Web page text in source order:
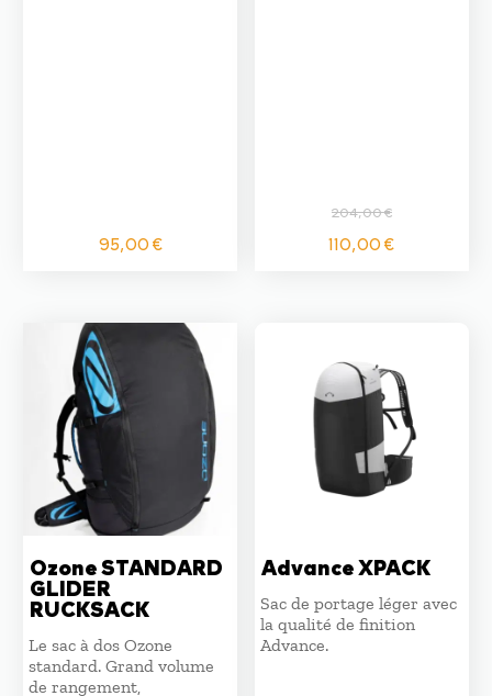
95,00€
204,00€
Le
prix
110,00€Le
Ozone STANDARD
GLIDER
RUCKSACK
Le sac à dos Ozone
standard. Grand volume
de rangement,
Advance XPACK
Sac de portage léger avec
la qualité de finition
Advance.